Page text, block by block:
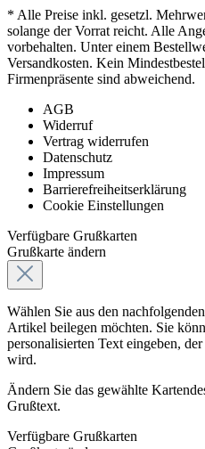
* Alle Preise inkl. gesetzl.
solange der Vorrat reicht. Alle
vorbehalten. Unter einem
Versandkosten. Kein
Firmenpräsente sind abweichend.
AGB
Widerruf
Vertrag widerrufen
Datenschutz
Impressum
Barrierefreiheitserklärung
Cookie Einstellungen
Verfügbare Grußkarten
Grußkarte ändern
Wählen Sie aus den
Artikel beilegen möchten. Sie
personalisierten Text eingeben,
wird.
Ändern Sie das gewählte
Grußtext.
Verfügbare Grußkarten